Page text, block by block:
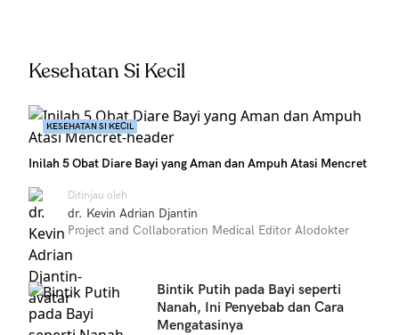
Kesehatan Si Kecil
KESEHATAN SI KECIL
Inilah 5 Obat Diare Bayi yang Aman dan Ampuh Atasi Mencret
Ditinjau oleh
dr. Kevin Adrian Djantin
Project and Collaboration Medical Editor Alodokter
Bintik Putih pada Bayi seperti
Nanah, Ini Penyebab dan Cara
Mengatasinya